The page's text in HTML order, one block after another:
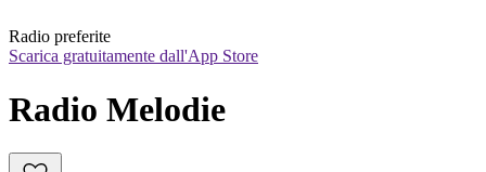
Radio preferite
Scarica gratuitamente dall'App Store
Radio Melodie